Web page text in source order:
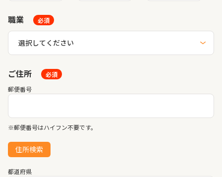
職業 必須
ご住所
必須
郵便番号
※郵便番号はハイフン不要です。
住所検索
都道府県